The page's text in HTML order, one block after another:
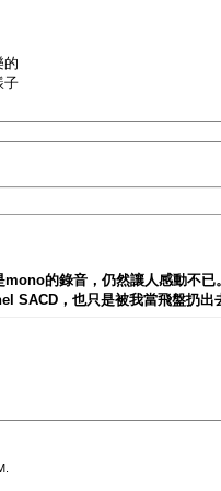
的
子
的錄音，仍然讓人感動不已。
SACD，也只是被我當飛盤扔出